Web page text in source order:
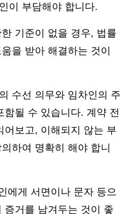
이 부담해야 합니다.
기준이 없을 경우, 법률
을 받아 해결하는 것이
수선 의무와 임차인의 주
함될 수 있습니다. 계약 전
보고, 이해되지 않는 부
하여 명확히 해야 합니
에게 서면이나 문자 등으
증거를 남겨두는 것이 좋